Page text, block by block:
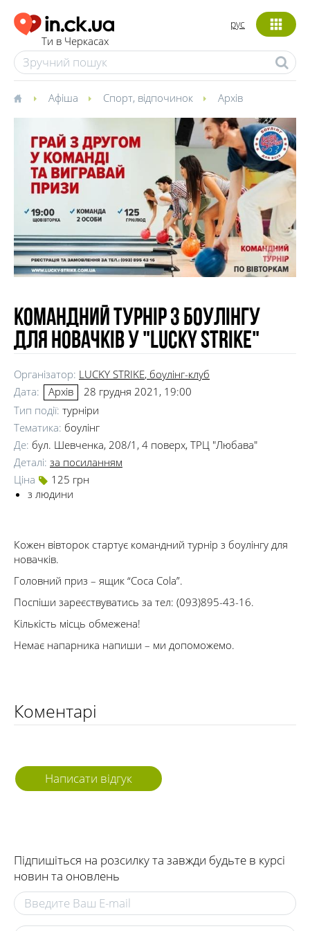
Ти в Черкасах
рус
Афіша Спорт, відпочинок Архів
Командний турнір з боулінгу
для новачків у "Lucky Strike"
Організатор: LUCKY STRIKE, боулінг-клуб
Дата:
Архів
28 грудня 2021, 19:00
Тип події: турніри
Тематика: боулінг
Де: бул. Шевченка, 208/1, 4 поверх, ТРЦ "Любава"
Деталі: за посиланням
Ціна
125 грн
з людини
Кожен вівторок стартує командний турнір з боулінгу для
новачків.
Головний приз – ящик “Coca Cola”.
Поспіши зареєствуватись за тел: (093)895-43-16.
Кількість місць обмежена!
Немає напарника напиши – ми допоможемо.
Коментарі
Написати відгук
Підпишіться на розсилку та завжди будьте в курсі
новин та оновлень